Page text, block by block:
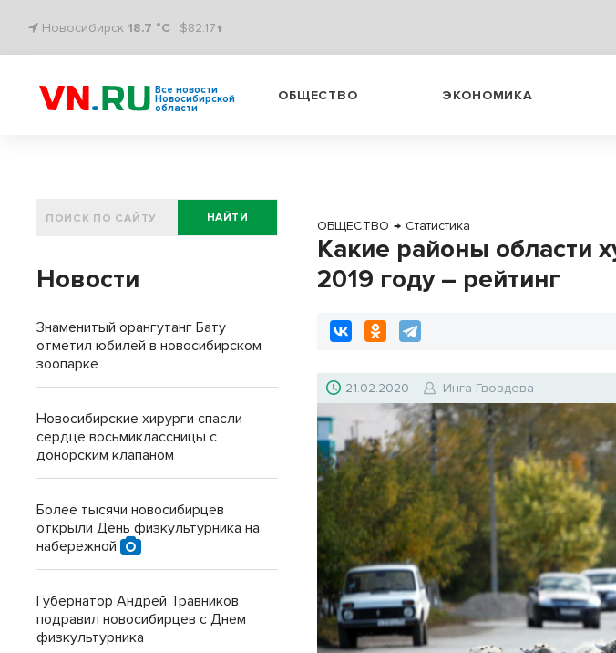
Новосибирск 18.7 °C $82.17↑
Все новости
Новосибирской
области
ОБЩЕСТВО ЭКОНОМИКА
ОБЩЕСТВО → Статистика
Какие районы области
2019 году – рейтинг
21.02.2020 Инга Гвоздева
НАЙТИ
Новости
Знаменитый орангутанг Бату
отметил юбилей в новосибирском
зоопарке
Новосибирские хирурги спасли
сердце восьмиклассницы с
донорским клапаном
Более тысячи новосибирцев
открыли День физкультурника на
набережной
Губернатор Андрей Травников
подравил новосибирцев с Днем
физкультурника